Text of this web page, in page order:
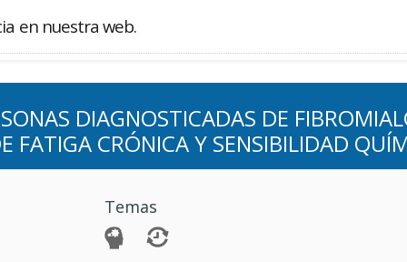
en nuestra web.
DIAGNOSTICADAS DE
FATIGA CRÓNICA Y SENSIBILIDAD
Temas